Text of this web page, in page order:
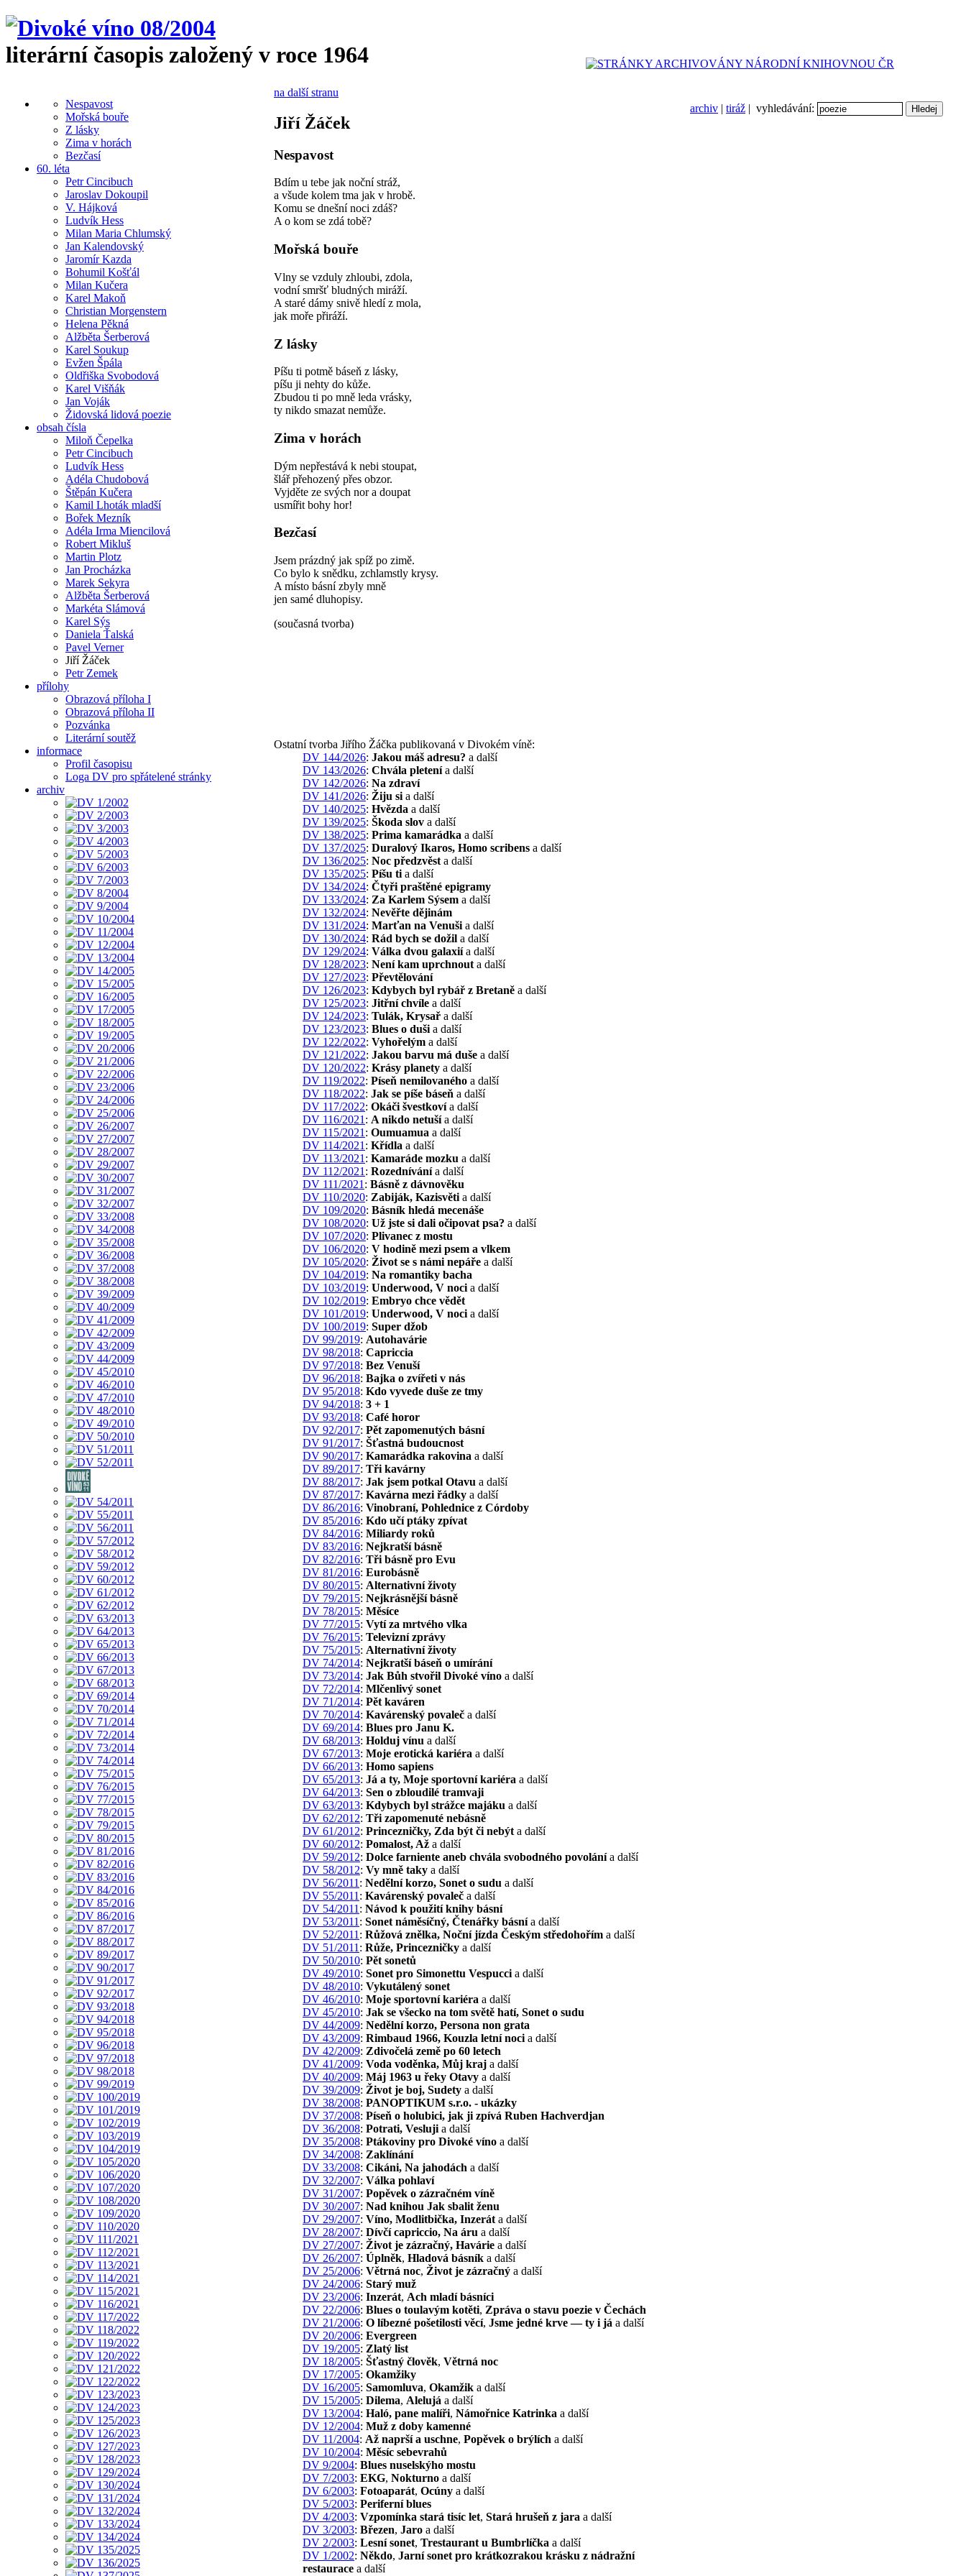
literární časopis založený v roce 1964
archiv | tiráž | vyhledávání:
Nespavost
Mořská bouře
Z lásky
Zima v horách
Bezčasí
60. léta
Petr Cincibuch
Jaroslav Dokoupil
V. Hájková
Ludvík Hess
Milan Maria Chlumský
Jan Kalendovský
Jaromír Kazda
Bohumil Košťál
Milan Kučera
Karel Makoň
Christian Morgenstern
Helena Pěkná
Alžběta Šerberová
Karel Soukup
Evžen Špála
Oldřiška Svobodová
Karel Višňák
Jan Voják
Židovská lidová poezie
obsah čísla
Miloň Čepelka
Petr Cincibuch
Ludvík Hess
Adéla Chudobová
Štěpán Kučera
Kamil Lhoták mladší
Bořek Mezník
Adéla Irma Miencilová
Robert Mikluš
Martin Plotz
Jan Procházka
Marek Sekyra
Alžběta Šerberová
Markéta Slámová
Karel Sýs
Daniela Ťalská
Pavel Verner
Jiří Žáček
Petr Zemek
přílohy
Obrazová příloha I
Obrazová příloha II
Pozvánka
Literární soutěž
informace
Profil časopisu
Loga DV pro spřátelené stránky
archiv
na další stranu
Jiří Žáček
Nespavost
Bdím u tebe jak noční stráž,
a všude kolem tma jak v hrobě.
Komu se dnešní noci zdáš?
A o kom se zdá tobě?
Mořská bouře
Vlny se vzduly zhloubi, zdola,
vodní smršť bludných miráží.
A staré dámy snivě hledí z mola,
jak moře přiráží.
Z lásky
Píšu ti potmě báseň z lásky,
píšu ji nehty do kůže.
Zbudou ti po mně leda vrásky,
ty nikdo smazat nemůže.
Zima v horách
Dým nepřestává k nebi stoupat,
šlář přehozený přes obzor.
Vyjděte ze svých nor a doupat
usmířit bohy hor!
Bezčasí
Jsem prázdný jak spíž po zimě.
Co bylo k snědku, zchlamstly krysy.
A místo básní zbyly mně
jen samé dluhopisy.
(současná tvorba)
Ostatní tvorba Jiřího Žáčka publikovaná v Divokém víně:
DV 144/2026: Jakou máš adresu? a další
DV 143/2026: Chvála pletenía další
DV 142/2026: Na zdraví
DV 141/2026: Žiju si a další
DV 140/2025: Hvězda a další
DV 139/2025: Škoda slov a další
DV 138/2025: Prima kamarádka a další
DV 137/2025: Duralový Ikaros, Homo scribens a další
DV 136/2025: Noc předzvěst a další
DV 135/2025: Píšu ti a další
DV 134/2024: Čtyři praštěné epigramy
DV 133/2024: Za Karlem Sýsem a další
DV 132/2024: Nevěřte dějinám
DV 131/2024: Marťan na Venuši a další
DV 130/2024: Rád bych se dožil a další
DV 129/2024: Válka dvou galaxiía další
DV 128/2023: Není kam uprchnout a další
DV 127/2023: Převtělování
DV 126/2023: Kdybych byl rybář z Bretaně a další
DV 125/2023: Jitřní chvíle a další
DV 124/2023: Tulák, Krysař a další
DV 123/2023: Blues o duši a další
DV 122/2022: Vyhořelým a další
DV 121/2022: Jakou barvu má duše a další
DV 120/2022: Krásy planety a další
DV 119/2022: Píseň nemilovaného a další
DV 118/2022: Jak se píše báseň a další
DV 117/2022: Okáči švestkovía další
DV 116/2021 : A nikdo netušía další
DV 115/2021 : Oumuamua a další
DV 114/2021 : Křídla a další
DV 113/2021 : Kamaráde mozku a další
DV 112/2021 : Rozednívánía další
DV 111/2021 : Básně z dávnověku
DV 110/2020: Zabiják, Kazisvěti a další
DV 109/2020: Básník hledá mecenáše
DV 108/2020: Už jste si dali očipovat psa? a další
DV 107/2020: Plivanec z mostu
DV 106/2020: V hodině mezi psem a vlkem
DV 105/2020: Život se s námi nepáře a další
DV 104/2019: Na romantiky bacha
DV 103/2019: Underwood, V noci a další
DV 102/2019: Embryo chce vědět
DV 101/2019: Underwood, V noci a další
DV 100/2019: Super džob
DV 99/2019: Autohavárie
DV 98/2018: Capriccia
DV 97/2018: Bez Venuší
DV 96/2018: Bajka o zvířeti v nás
DV 95/2018: Kdo vyvede duše ze tmy
DV 94/2018: 3 + 1
DV 93/2018: Café horor
DV 92/2017: Pět zapomenutých básní
DV 91/2017: Šťastná budoucnost
DV 90/2017: Kamarádka rakovina a další
DV 89/2017: Tři kavárny
DV 88/2017: Jak jsem potkal Otavu a další
DV 87/2017: Kavárna mezi řádky a další
DV 86/2016: Vinobraní, Pohlednice z Córdoby
DV 85/2016: Kdo učí ptáky zpívat
DV 84/2016: Miliardy roků
DV 83/2016: Nejkratší básně
DV 82/2016: Tři básně pro Evu
DV 81/2016: Eurobásně
DV 80/2015: Alternativní životy
DV 79/2015: Nejkrásnější básně
DV 78/2015: Měsíce
DV 77/2015: Vytí za mrtvého vlka
DV 76/2015: Televizní zprávy
DV 75/2015: Alternativní životy
DV 74/2014: Nejkratší báseň o umírání
DV 73/2014: Jak Bůh stvořil Divoké víno a další
DV 72/2014: Mlčenlivý sonet
DV 71/2014: Pět kaváren
DV 70/2014: Kavárenský povaleč a další
DV 69/2014: Blues pro Janu K.
DV 68/2013: Holduj vínu a další
DV 67/2013: Moje erotická kariéra a další
DV 66/2013: Homo sapiens
DV 65/2013: Já a ty, Moje sportovní kariéra a další
DV 64/2013: Sen o zbloudilé tramvaji
DV 63/2013: Kdybych byl strážce majáku a další
DV 62/2012: Tři zapomenuté nebásně
DV 61/2012: Princezničky, Zda být či nebýt a další
DV 60/2012: Pomalost, Až a další
DV 59/2012: Dolce farniente aneb chvála svobodného povolánía další
DV 58/2012: Vy mně taky a další
DV 56/2011 : Nedělní korzo, Sonet o sudu a další
DV 55/2011 : Kavárenský povaleč a další
DV 54/2011 : Návod k použití knihy básní
DV 53/2011 : Sonet náměsíčný, Čtenářky básnía další
DV 52/2011 : Růžová znělka, Noční jízda Českým středohořím a další
DV 51/2011 : Růže, Princezničky a další
DV 50/2010: Pět sonetů
DV 49/2010: Sonet pro Simonettu Vespucci a další
DV 48/2010: Vykutálený sonet
DV 46/2010: Moje sportovní kariéra a další
DV 45/2010: Jak se všecko na tom světě hatí, Sonet o sudu
DV 44/2009: Nedělní korzo, Persona non grata
DV 43/2009: Rimbaud 1966, Kouzla letní noci a další
DV 42/2009: Zdivočelá země po 60 letech
DV 41/2009: Voda voděnka, Můj kraj a další
DV 40/2009: Máj 1963 u řeky Otavy a další
DV 39/2009: Život je boj, Sudety a další
DV 38/2008: PANOPTIKUM s.r.o. - ukázky
DV 37/2008: Píseň o holubici, jak ji zpívá Ruben Hachverdjan
DV 36/2008: Potrati, Vesluji a další
DV 35/2008: Ptákoviny pro Divoké víno a další
DV 34/2008: Zaklínání
DV 33/2008: Cikáni, Na jahodách a další
DV 32/2007: Válka pohlaví
DV 31/2007: Popěvek o zázračném víně
DV 30/2007: Nad knihou Jak sbalit ženu
DV 29/2007: Víno, Modlitbička, Inzerát a další
DV 28/2007: Dívčí capriccio, Na áru a další
DV 27/2007: Život je zázračný, Havárie a další
DV 26/2007: Úplněk, Hladová básník a další
DV 25/2006: Větrná noc, Život je zázračný a další
DV 24/2006: Starý muž
DV 23/2006: Inzerát, Ach mladí básníci
DV 22/2006: Blues o toulavým kotěti, Zpráva o stavu poezie v Čechách
DV 21/2006: O líbezné pošetilosti věcí, Jsme jedné krve — ty i já a další
DV 20/2006: Evergreen
DV 19/2005: Zlatý list
DV 18/2005: Šťastný člověk, Větrná noc
DV 17/2005: Okamžiky
DV 16/2005: Samomluva, Okamžik a další
DV 15/2005: Dilema, Alelujá a další
DV 13/2004: Haló, pane malíři, Námořnice Katrinka a další
DV 12/2004: Muž z doby kamenné
DV 11/2004: Až naprší a uschne, Popěvek o brýlích a další
DV 10/2004: Měsíc sebevrahů
DV 9/2004: Blues nuselskýho mostu
DV 7/2003: EKG, Nokturno a další
DV 6/2003: Fotoaparát, Ocúny a další
DV 5/2003: Periferní blues
DV 4/2003: Vzpomínka stará tisíc let, Stará hrušeň z jara a další
DV 3/2003: Březen, Jaro a další
DV 2/2003: Lesní sonet, Trestaurant u Bumbrlíčka a další
DV 1/2002: Někdo, Jarní sonet pro krátkozrakou krásku z nádražní
restaurace a další